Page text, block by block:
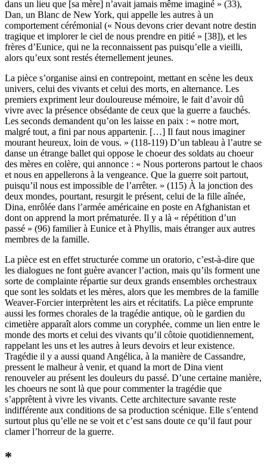
dans un lieu que [sa mère] n’avait jamais même imaginé » (33),
Dan, un Blanc de New York, qui appelle les autres à un
comportement cérémonial (« Nous devons crier devant notre destin
tragique et implorer le ciel de nous prendre en pitié » [38]), et les
frères d’Eunice, qui ne la reconnaissent pas puisqu’elle a vieilli,
alors qu’eux sont restés éternellement jeunes.
La pièce s’organise ainsi en contrepoint, mettant en scène les deux
univers, celui des vivants et celui des morts, en alternance. Les
premiers expriment leur douloureuse mémoire, le fait d’avoir dû
vivre avec la présence obsédante de ceux que la guerre a fauchés.
Les seconds demandent qu’on les laisse en paix : « notre mort,
malgré tout, a fini par nous appartenir. […] Il faut nous imaginer
mourant heureux, loin de vous. » (118-119) D’un tableau à l’autre se
danse un étrange ballet qui oppose le choeur des soldats au choeur
des mères en colère, qui annonce : « Nous porterons partout le chaos
et nous en appellerons à la vengeance. Que la guerre soit partout,
puisqu’il nous est impossible de l’arrêter. » (115) À la jonction des
deux mondes, pourtant, resurgit le présent, celui de la fille aînée,
Dina, enrôlée dans l’armée américaine en poste en Afghanistan et
dont on apprend la mort prématurée. Il y a là « répétition d’un
passé » (96) familier à Eunice et à Phyllis, mais étranger aux autres
membres de la famille.
La pièce est en effet structurée comme un oratorio, c’est-à-dire que
les dialogues ne font guère avancer l’action, mais qu’ils forment une
sorte de complainte répartie sur deux grands ensembles orchestraux
que sont les soldats et les mères, alors que les membres de la famille
Weaver-Forcier interprètent les airs et récitatifs. La pièce emprunte
aussi les formes chorales de la tragédie antique, où le gardien du
cimetière apparaît alors comme un coryphée, comme un lien entre le
monde des morts et celui des vivants qu’il côtoie quotidiennement,
rappelant les uns et les autres à leurs devoirs et leur existence.
Tragédie il y a aussi quand Angélica, à la manière de Cassandre,
pressent le malheur à venir, et quand la mort de Dina vient
renouveler au présent les douleurs du passé. D’une certaine manière,
les choeurs ne sont là que pour commenter la tragédie que
s’apprêtent à vivre les vivants. Cette architecture savante reste
indifférente aux conditions de sa production scénique. Elle s’entend
surtout plus qu’elle ne se voit et c’est sans doute ce qu’il faut pour
clamer l’horreur de la guerre.
*